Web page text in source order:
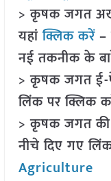
> कृषक जगत
यहांक्लिक करें–
नई तकनीक के
> कृषक जगत ई-
लिंक पर क्लिक
> कृषक जगत की
नीचे दिए गए
Agriculture